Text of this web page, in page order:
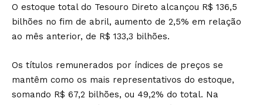
O estoque total do Tesouro Direto alcançou R$ 136,5
bilhões no fim de abril, aumento de 2,5% em relação
ao mês anterior, de R$ 133,3 bilhões.
Os títulos remunerados por índices de preços se
mantêm como os mais representativos do estoque,
somando R$ 67,2 bilhões, ou 49,2% do total. Na